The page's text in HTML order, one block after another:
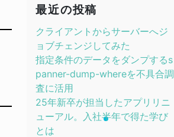
最近の投稿
クライアントからサーバーへジ
ョブチェンジしてみた
指定条件のデータをダンプするs
panner-dump-whereを不具合調
査に活用
25年新卒が担当したアプリリニ
ューアル。入社半年で得た学び
とは